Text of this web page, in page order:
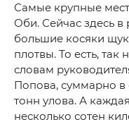
Самые крупные
Оби. Сейчас здесь в
большие косяки
плотвы. То есть,
словам
Попова, суммарно в
тонн улова. А
несколько сотен